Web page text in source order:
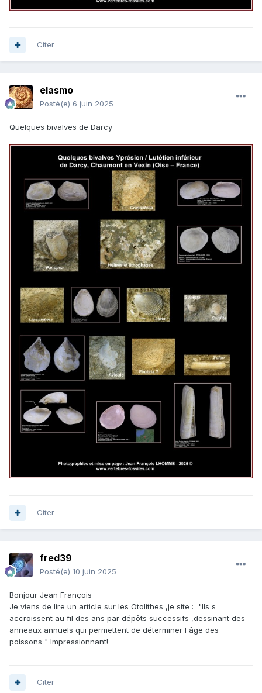
Citer
elasmo
Posté(e) 6 juin 2025
Quelques bivalves de Darcy
Citer
fred39
Posté(e) 10 juin 2025
Bonjour Jean François
Je viens de lire un article sur les Otolithes ,je site : "Ils s
accroissent au fil des ans par dépôts successifs ,dessinant des
anneaux annuels qui permettent de déterminer l âge des
poissons " Impressionnant!
Citer